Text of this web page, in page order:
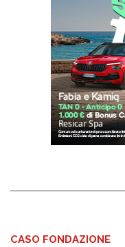
CASO FONDAZIONE